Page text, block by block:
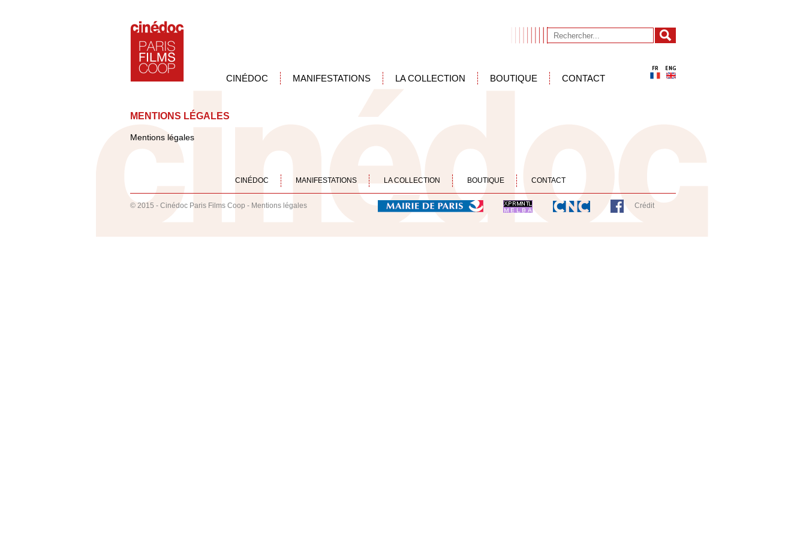
CINÉDOC MANIFESTATIONS LA COLLECTION BOUTIQUE CONTACT
MENTIONS LÉGALES
Mentions légales
CINÉDOC MANIFESTATIONS LA COLLECTION BOUTIQUE CONTACT
© 2015 - Cinédoc Paris Films Coop - Mentions légales Crédit